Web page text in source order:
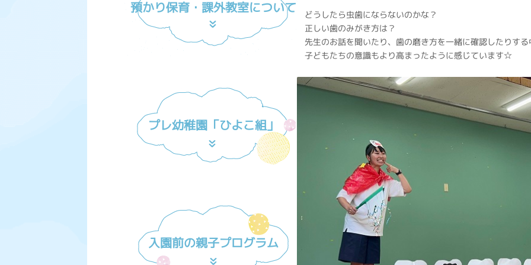
預かり保育・課外教室について
プレ幼稚園「ひよこ組」
入園前の親子プログラム
どうしたら虫歯にならないのかな？
正しい歯のみがき方は？
先生のお話を聞いたり、歯の磨き方を一緒に確認したりする
子どもたちの意識もより高まったように感じています☆